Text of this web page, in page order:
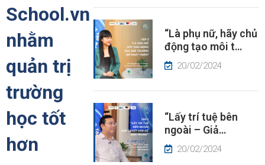
School.vn
nhằm
quản trị
trường
học tốt
hơn
“Là phụ nữ, hãy chủ
động tạo môi t…
20/02/2024
“Lấy trí tuệ bên
ngoài – Giả…
20/02/2024